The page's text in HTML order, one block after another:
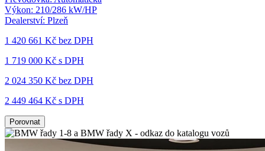
Výkon: 210/286 kW/HP
Dealerství: Plzeň
1 420 661 Kč bez DPH
1 719 000 Kč s DPH
2 024 350 Kč bez DPH
2 449 464 Kč s DPH
Porovnat